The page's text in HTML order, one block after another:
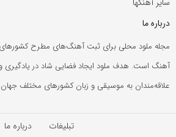
درباره ما
مجله ملود محلی برای ثبت آهنگ‌های مطرح
آهنگ است. هدف ملود ایجاد فضایی شاد در یادگیری
علاقه‌مندان به موسیقی و زبان کشورهای مختلف
تبلیغات درباره ما